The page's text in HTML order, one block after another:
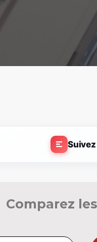
Suivez
Comparez